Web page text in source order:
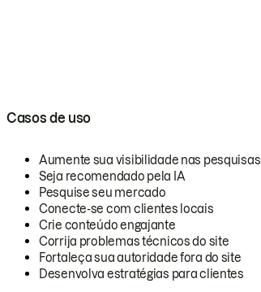
Casos de uso
Aumente sua visibilidade nas pesquisas
Seja recomendado pela IA
Pesquise seu mercado
Conecte-se com clientes locais
Crie conteúdo engajante
Corrija problemas técnicos do site
Fortaleça sua autoridade fora do site
Desenvolva estratégias para clientes